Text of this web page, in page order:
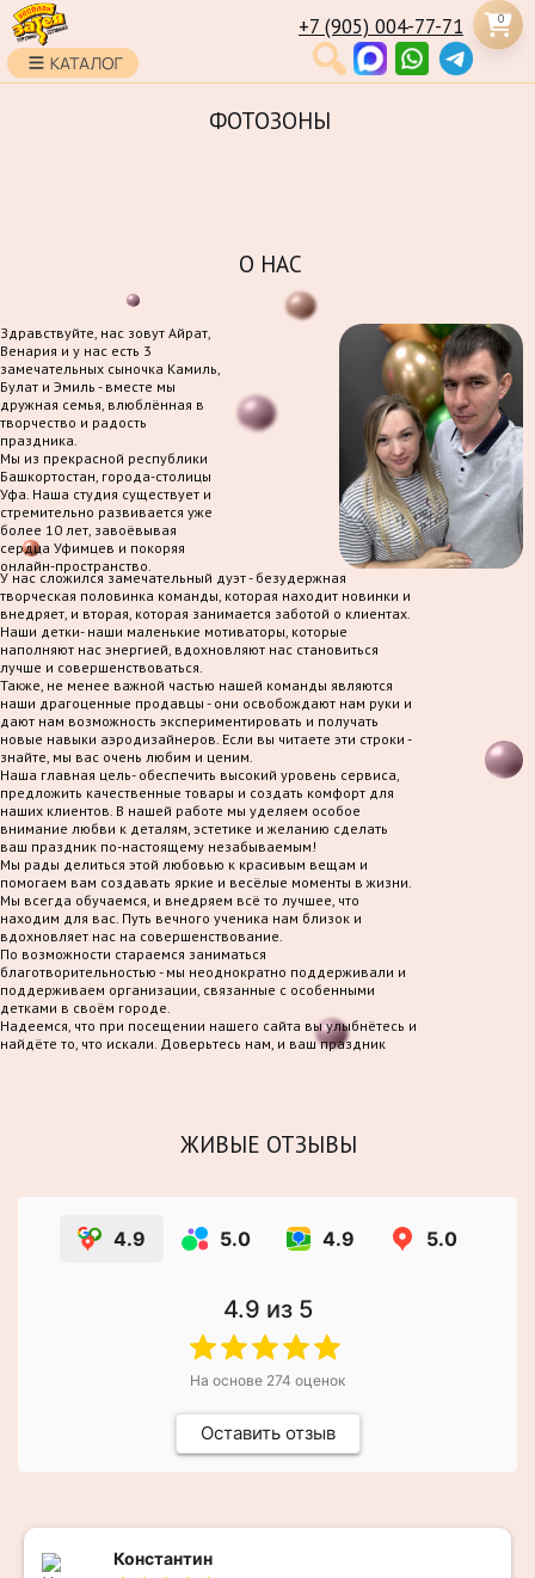
+7 (905) 004-77-71 0
ФОТОЗОНЫ
О НАС
Здравствуйте, нас зовут Айрат,
Венария и у нас есть 3
замечательных сыночка Камиль,
Булат и Эмиль - вместе мы
дружная семья, влюблённая в
творчество и радость
праздника.
Мы из прекрасной республики
Башкортостан, города-столицы
Уфа. Наша студия существует и
стремительно развивается уже
более 10 лет, завоёвывая
сердца Уфимцев и покоряя
онлайн-пространство.
У нас сложился замечательный дуэт - безудержная
творческая половинка команды, которая находит новинки и
внедряет, и вторая, которая занимается заботой о клиентах.
Наши детки- наши маленькие мотиваторы, которые
наполняют нас энергией, вдохновляют нас становиться
лучше и совершенствоваться.
Также, не менее важной частью нашей команды являются
наши драгоценные продавцы - они освобождают нам руки и
дают нам возможность экспериментировать и получать
новые навыки аэродизайнеров. Если вы читаете эти строки -
знайте, мы вас очень любим и ценим.
Наша главная цель- обеспечить высокий уровень сервиса,
предложить качественные товары и создать комфорт для
наших клиентов. В нашей работе мы уделяем особое
внимание любви к деталям, эстетике и желанию сделать
ваш праздник по-настоящему незабываемым!
Мы рады делиться этой любовью к красивым вещам и
помогаем вам создавать яркие и весёлые моменты в жизни.
Мы всегда обучаемся, и внедряем всё то лучшее, что
находим для вас. Путь вечного ученика нам близок и
вдохновляет нас на совершенствование.
По возможности стараемся заниматься
благотворительностью - мы неоднократно поддерживали и
поддерживаем организации, связанные с особенными
детками в своём городе.
Надеемся, что при посещении нашего сайта вы улыбнётесь и
найдёте то, что искали. Доверьтесь нам, и ваш праздник
ЖИВЫЕ ОТЗЫВЫ
4.9 5.0 4.9 5.0
4.9 из 5
На основе 274 оценок
Оставить отзыв
Константин